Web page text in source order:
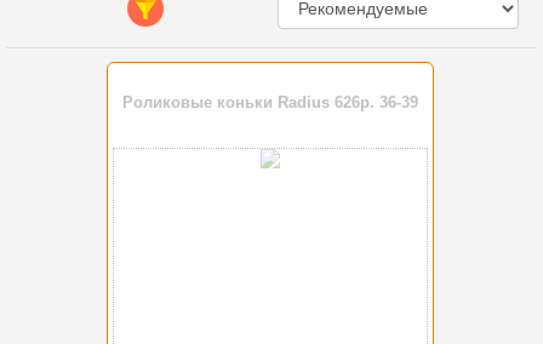
Роликовые коньки Radius 626р. 36-39